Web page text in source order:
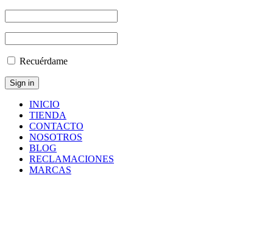
Recuérdame
INICIO
TIENDA
CONTACTO
NOSOTROS
BLOG
RECLAMACIONES
MARCAS